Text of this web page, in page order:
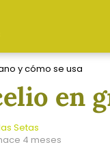
y cómo se usa
en
Setas
4 meses